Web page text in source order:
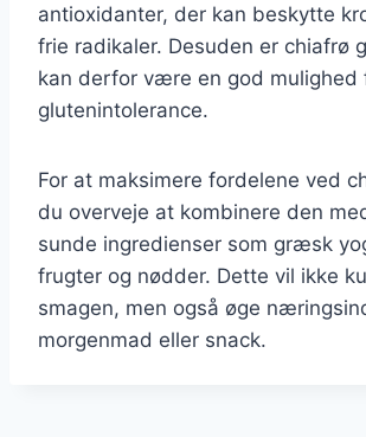
antioxidanter, der kan beskytte
frie radikaler. Desuden er chiafrø
kan derfor være en god mulighed
glutenintolerance.
For at maksimere fordelene ved
du overveje at kombinere den
sunde ingredienser som græsk
frugter og nødder. Dette vil ikke
smagen, men også øge
morgenmad eller snack.